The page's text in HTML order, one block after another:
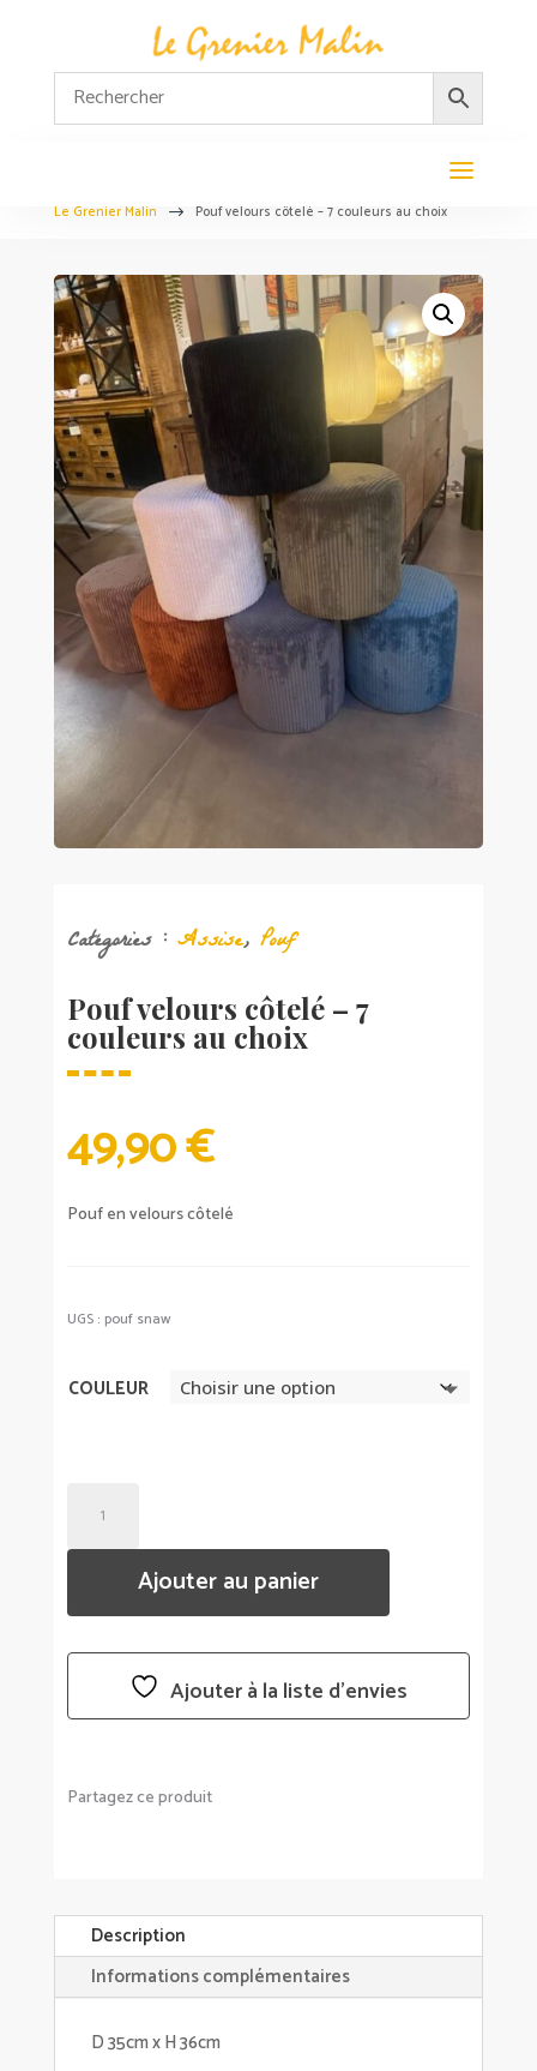
Le Grenier Malin $ Pouf velours côtelé – 7 couleurs au choix
Catégories : Assise, Pouf
Pouf velours côtelé – 7
couleurs au choix
49,90€
Pouf en velours côtelé
UGS : pouf snaw
COULEUR
POUF
VELOURS
CÔTELÉ
-
COULEURS
Ajouter au panier
Ajouter à la liste d’envies
Partagez ce produit
Description
Informations complémentaires
D 35cm x H 36cm